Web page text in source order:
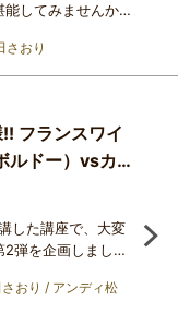
してみませんか？
ますので、ご安心
インは秀逸な生産
ですので、ブルゴ
中で最もA.O.C.の
格のA.O.C.が多々
さおり
フランスワイ
ルドー）vsカリ
リスの審判50
した講座で、大変
2弾を企画しまし
す!!カリフォルニ
となったあの
おり / アンディ松